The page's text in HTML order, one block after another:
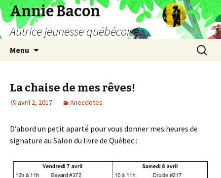
Annie Bacon
Autrice jeunesse québécoise
Menu
La chaise de mes rêves!
avril 2, 2017 Anecdotes
D’abord un petit aparté pour vous donner mes heures de
signature au Salon du livre de Québec :